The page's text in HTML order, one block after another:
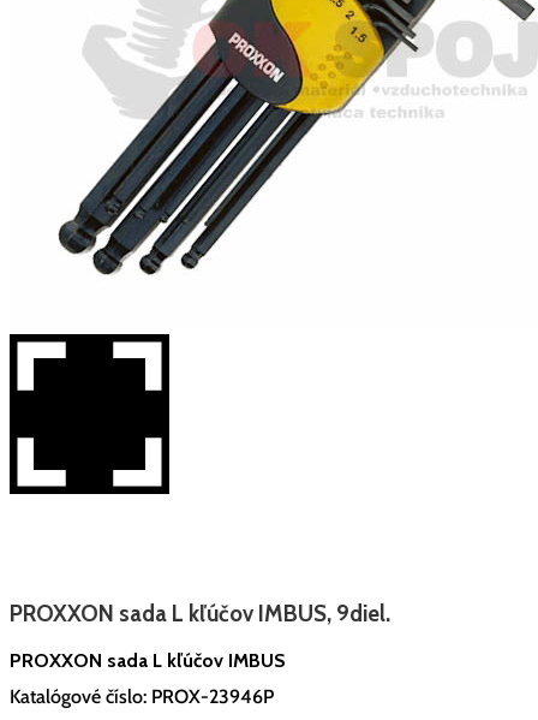
PROXXON sada L kľúčov IMBUS, 9diel.
PROXXON sada L kľúčov IMBUS
Katalógové číslo: PROX-23946P